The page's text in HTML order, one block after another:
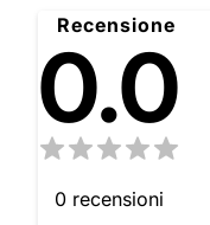
Recensione
0.0
0 recensioni